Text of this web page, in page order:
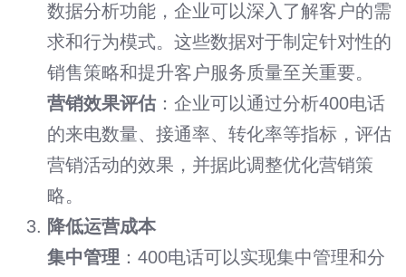
数据分析功能，企业可以深入了解客户的需
求和行为模式。这些数据对于制定针对性的
销售策略和提升客户服务质量至关重要。
营销效果评估：企业可以通过分析400电话
的来电数量、接通率、转化率等指标，评估
营销活动的效果，并据此调整优化营销策
略。
降低运营成本
集中管理 ：400电话可以实现集中管理和分